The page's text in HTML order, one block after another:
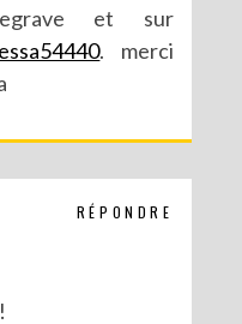
et sur
. merci
RÉPONDRE